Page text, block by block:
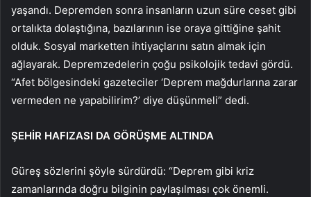
yaşandı. Depremden sonra insanların uzun süre ceset gibi
ortalıkta dolaştığına, bazılarının ise oraya gittiğine şahit
olduk. Sosyal marketten ihtiyaçlarını satın almak için
ağlayarak. Depremzedelerin çoğu psikolojik tedavi gördü.
“Afet bölgesindeki gazeteciler ‘Deprem mağdurlarına zarar
vermeden ne yapabilirim?’ diye düşünmeli” dedi.
ŞEHİR HAFIZASI DA GÖRÜŞME ALTINDA
Güreş sözlerini şöyle sürdürdü: “Deprem gibi kriz
zamanlarında doğru bilginin paylaşılması çok önemli.